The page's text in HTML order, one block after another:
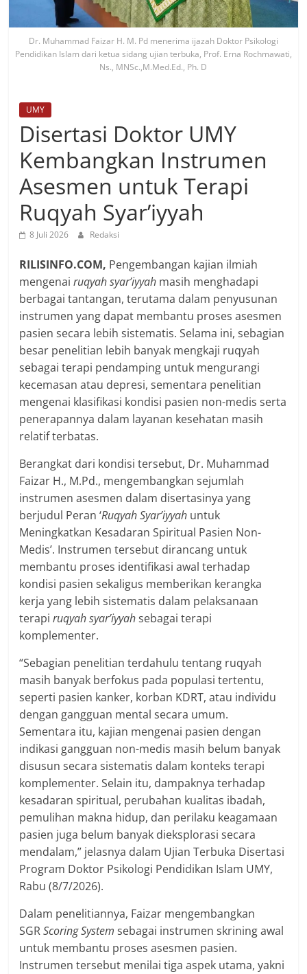
Dr. Muhammad Faizar H. M. Pd menerima ijazah Doktor Psikologi
Pendidikan Islam dari ketua sidang ujian terbuka, Prof. Erna Rochmawati,
Ns., MNSc.,M.Med.Ed., Ph. D
UMY
Disertasi Doktor UMY
Kembangkan Instrumen
Asesmen untuk Terapi
Ruqyah Syar’iyyah
8 Juli 2026 Redaksi
RILISINFO.COM, Pengembangan kajian ilmiah
mengenairuqyah syar’iyyah masih menghadapi
berbagai tantangan, terutama dalam penyusunan
instrumen yang dapat membantu proses asesmen
pasien secara lebih sistematis. Selama ini, sebagian
besar penelitian lebih banyak mengkaji ruqyah
sebagai terapi pendamping untuk mengurangi
kecemasan atau depresi, sementara penelitian
mengenai klasifikasi kondisi pasien non-medis serta
penerapannya dalam layanan kesehatan masih
relatif terbatas.
Berangkat dari kondisi tersebut, Dr. Muhammad
Faizar H., M.Pd., mengembangkan sejumlah
instrumen asesmen dalam disertasinya yang
berjudul Peran ‘Ruqyah Syar’iyyah untuk
Meningkatkan Kesadaran Spiritual Pasien Non-
Medis’. Instrumen tersebut dirancang untuk
membantu proses identifikasi awal terhadap
kondisi pasien sekaligus memberikan kerangka
kerja yang lebih sistematis dalam pelaksanaan
terapiruqyah syar’iyyahsebagai terapi
komplementer.
“Sebagian penelitian terdahulu tentang ruqyah
masih banyak berfokus pada populasi tertentu,
seperti pasien kanker, korban KDRT, atau individu
dengan gangguan mental secara umum.
Sementara itu, kajian mengenai pasien dengan
indikasi gangguan non-medis masih belum banyak
disusun secara sistematis dalam konteks terapi
komplementer. Selain itu, dampaknya terhadap
kesadaran spiritual, perubahan kualitas ibadah,
pemulihan makna hidup, dan perilaku keagamaan
pasien juga belum banyak dieksplorasi secara
mendalam,” jelasnya dalam Ujian Terbuka Disertasi
Program Doktor Psikologi Pendidikan Islam UMY,
Rabu (8/7/2026).
Dalam penelitiannya, Faizar mengembangkan
SGRScoring System sebagai instrumen skrining awal
untuk membantu proses asesmen pasien.
Instrumen tersebut menilai tiga aspek utama, yakni